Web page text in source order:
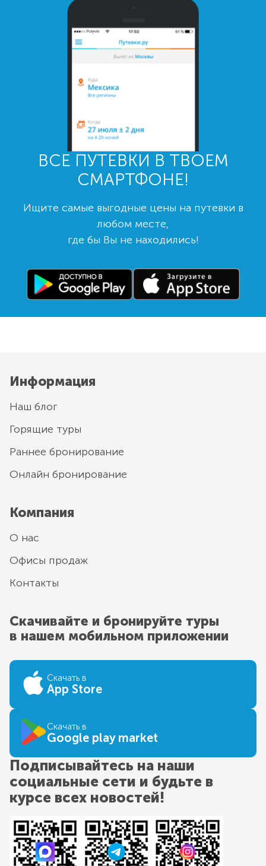
ВСЕ ПУТЕВКИ В ТВОЕМ
СМАРТФОНЕ!
Ищите самые выгодные цены на путевки в
любом месте,
где бы Вы не находились!
Информация
Наш блог
Горящие туры
Раннее бронирование
Онлайн бронирование
Компания
О нас
Офисы продаж
Контакты
Скачивайте и бронируйте туры
в нашем мобильном приложении
Скачать в
App Store
Скачать в
Google play market
Подписывайтесь на наши
социальные сети и будьте в
курсе всех новостей!